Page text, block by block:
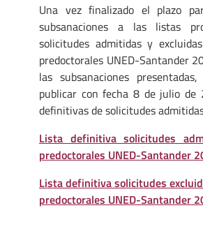
Una vez finalizado el plazo
subsanaciones a las listas
solicitudes admitidas y
predoctorales UNED-Santander
las subsanaciones
publicar con fecha 8 de julio de
definitivas de solicitudes
Lista definitiva solicitudes
predoctorales UNED-Santander
Lista definitiva solicitudes
predoctorales UNED-Santander